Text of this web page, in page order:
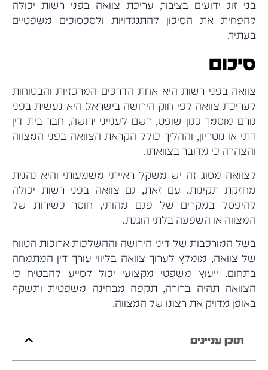
בני זוג ידועים בציבור, עריכת צוואה בפני רשות יכולה
להפחית את הסיכון להתנגדויות ולסכסוכים משפטיים
בעתיד.
סיכום
צוואה בפני רשות היא אחת הדרכים המרכזיות והבטוחות
לעריכת צוואה לפי חוק הירושה בישראל. היא נעשית בפני
גורם מוסמך כגון שופט, רשם לענייני ירושה, חבר בית דין
דתי או נוטריון, וההליך כולל הקראת הצוואה בפני המצווה
והצהרה כי מדובר בצוואתו.
לצוואה מסוג זה יש משקל ראייתי משמעותי והיא נהנית
מחזקת תקינות. עם זאת, גם צוואה בפני רשות יכולה
להיפסל במקרים של פגם מהותי, חוסר כשירות של
המצווה או השפעה בלתי הוגנת.
בשל המורכבות של דיני הירושה וההשלכות ארוכות הטווח
של צוואה, מומלץ לערוך צוואה בליווי עורך דין המתמחה
בתחום. ייעוץ משפטי מקצועי יכול לסייע להבטיח כי
הצוואה תהיה ברורה, תקפה מבחינה משפטית ותשקף
באופן מדויק את רצונו של המצווה.
תוכן עניינים